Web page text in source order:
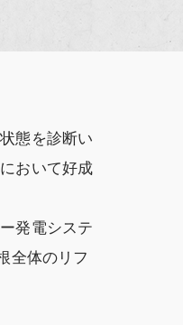
態を診断い
おいて好成
発電システ
全体のリフ